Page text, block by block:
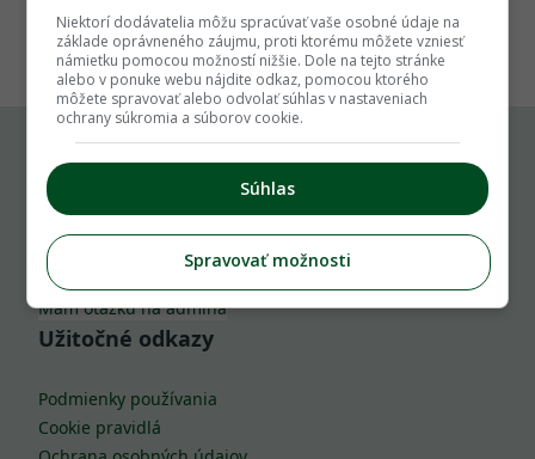
1
Komu môžeš napísať
info@zahrada.sk
Nahlás chybu
Mám otázku na admina
Užitočné odkazy
Podmienky používania
Cookie pravidlá
Niektorí dodávatelia môžu spracúvať vaše osobné údaje na
základe oprávneného záujmu, proti ktorému môžete vzniesť
námietku pomocou možností nižšie. Dole na tejto stránke
alebo v ponuke webu nájdite odkaz, pomocou ktorého
môžete spravovať alebo odvolať súhlas v nastaveniach
ochrany súkromia a súborov cookie.
Súhlas
Spravovať možnosti